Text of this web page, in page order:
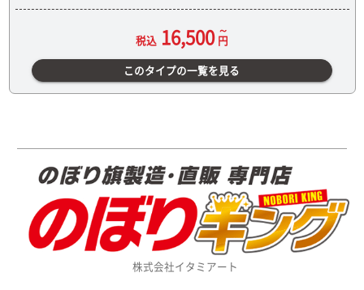
税込 16,500 円
このタイプの一覧を見る
株式会社イタミアート